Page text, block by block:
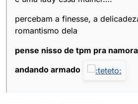
percebam a finesse, a
romantismo dela
pense nisso de tpm pra
andando armado